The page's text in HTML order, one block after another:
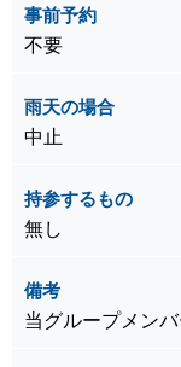
事前予約
不要
雨天の場合
中止
持参するもの
無し
備考
当グループメン